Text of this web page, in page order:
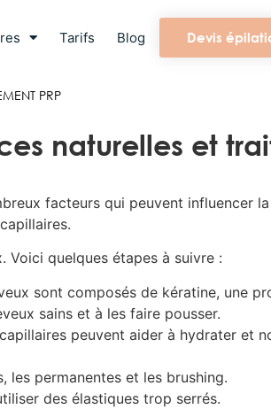
Tarifs Blog Devis
PRP
naturelles et
facteurs qui peuvent influencer
Voici quelques étapes à suivre :
sont composés de kératine, une
sains et à les faire pousser.
peuvent aider à hydrater et
les permanentes et les brushing.
des élastiques trop serrés.